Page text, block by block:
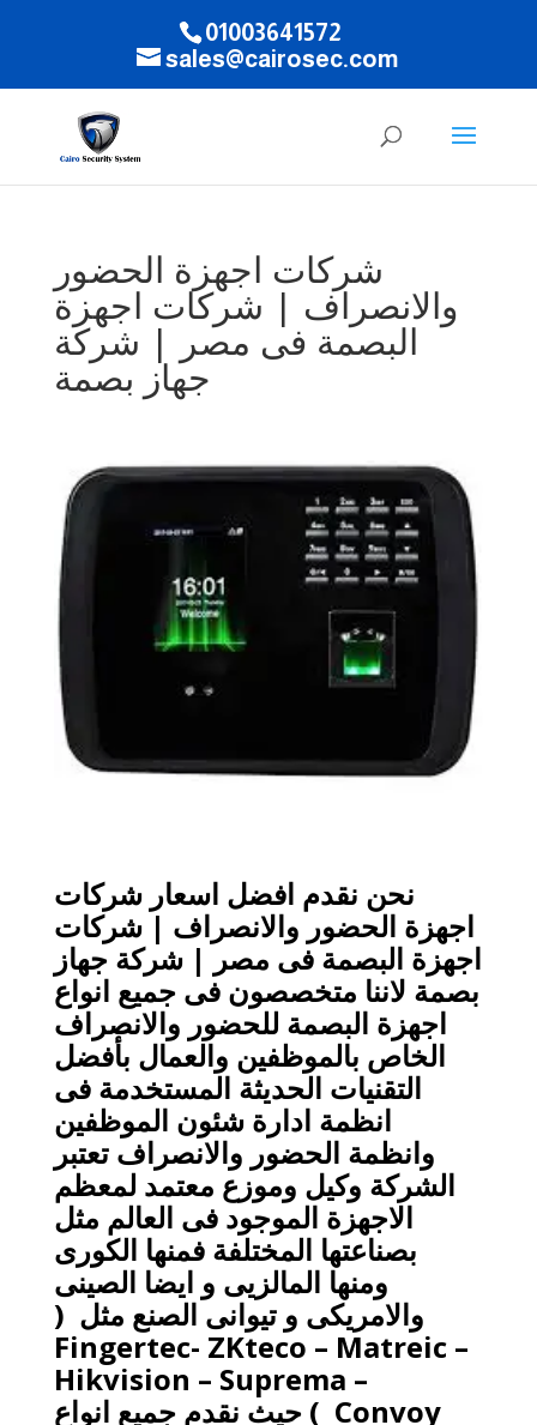
01003641572
sales@cairosec.com
شركات اجهزة الحضور
والانصراف | شركات اجهزة
البصمة فى مصر | شركة
جهاز بصمة
نحن نقدم افضل اسعار شركات
اجهزة الحضور والانصراف | شركات
اجهزة البصمة فى مصر | شركة جهاز
بصمة لاننا متخصصون فى جميع انواع
اجهزة البصمة للحضور والانصراف
الخاص بالموظفين والعمال بأفضل
التقنيات الحديثة المستخدمة فى
انظمة ادارة شئون الموظفين
وانظمة الحضور والانصراف تعتبر
الشركة وكيل وموزع معتمد لمعظم
الاجهزة الموجود فى العالم مثل
بصناعتها المختلفة فمنها الكورى
ومنها المالزيى و ايضا الصينى
والامريكى و تيوانى الصنع مثل (
Fingertec- ZKteco – Matreic –
Hikvision – Suprema –
Convoy ) حيث نقدم جميع انواع